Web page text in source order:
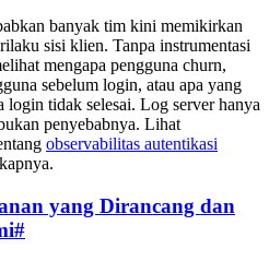
banyak tim kini memikirkan
sisi klien. Tanpa instrumentasi
mengapa pengguna churn,
sebelum login, atau apa yang
login tidak selesai. Log server hanya
penyebabnya. Lihat
observabilitas autentikasi
yang Dirancang dan
#